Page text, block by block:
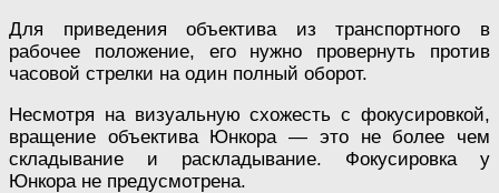
Для приведения объектива из транспортного в
рабочее положение, его нужно провернуть против
часовой стрелки на один полный оборот.
Несмотря на визуальную схожесть с фокусировкой,
вращение объектива Юнкора — это не более чем
складывание и раскладывание. Фокусировка у
Юнкора не предусмотрена.